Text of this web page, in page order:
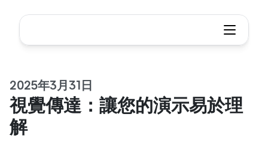
2025年3月31日
視覺傳達：讓您的演示易於理
解